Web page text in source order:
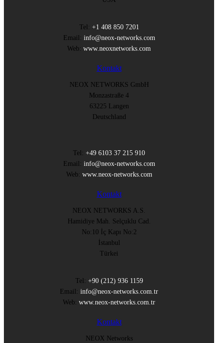
Tel: +1 408 850 7201
Email: info@neox-networks.com
Web: www.neoxnetworks.com
Kontakt
NEOX NETWORKS GmbH
Monzastraße 4
63225 Langen
Deutschland
Tel: +49 6103 37 215 910
Email: info@neox-networks.com
Web: www.neox-networks.com
Kontakt
NEOX NETWORKS A.S.
Hamidiye Mah. Selçuklu Cad.
No:10 İç Kapı No:2
İstanbul
Türkei
Tel: +90 (212) 936 1159
Email: info@neox-networks.com.tr
Web: www.neox-networks.com.tr
Kontakt
NEOX Networks